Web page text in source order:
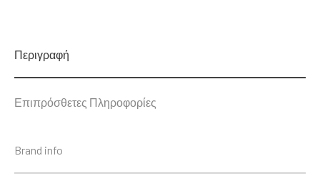
Περιγραφή
Επιπρόσθετες Πληροφορίες
Brand info